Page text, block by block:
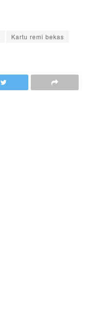
Kartu remi bekas